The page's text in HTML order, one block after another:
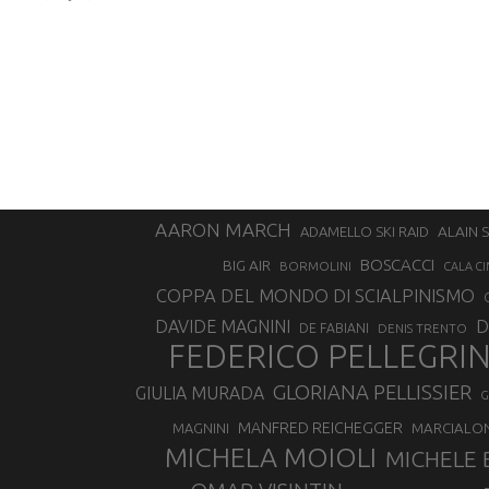
AARON MARCH ADAMELLO SKI RAID ALAIN
BIG AIR
BORMOLINI BOSCACCI CALA
COPPA DEL MONDO DI SCIALPINISMO
DAVIDE MAGNINI DE FABIANI DENIS TRENTO
FEDERICO
GIULIA MURADA GLORIANA PELLISSIER
MAGNINI MANFRED REICHEGGER
MICHELA MOIOLI MICHELE